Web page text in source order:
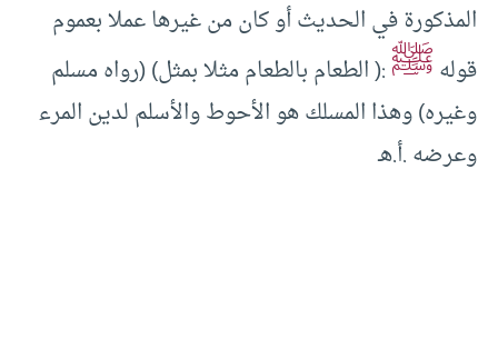
المذكورة في الحديث أو كان من غيرها عملا بعموم
قولهﷺ:( الطعام بالطعام مثلا بمثل) (رواه مسلم
وغيره) وهذا المسلك هو الأحوط والأسلم لدين المرء
وعرضه .أ.هـ